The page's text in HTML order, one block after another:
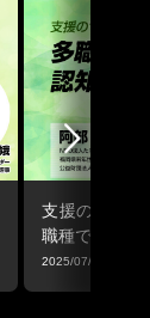
支援のつも
職種で考える
2025/07/14